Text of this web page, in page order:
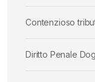
Contenzioso
Diritto Penale